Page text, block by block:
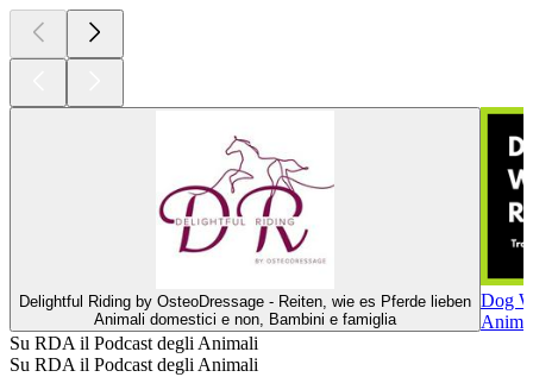
Delightful Riding by OsteoDressage - Reiten, wie es Pferde lieben
Animali domestici e non, Bambini e famiglia
Dog
Su RDA il Podcast degli Animali
Su RDA il Podcast degli Animali